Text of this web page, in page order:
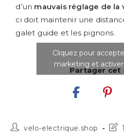
d’un mauvais réglage de la
ci doit maintenir une
galet guide et les pignons.
Cliquez pour
marketing et
Partager cet
velo-electrique.shop